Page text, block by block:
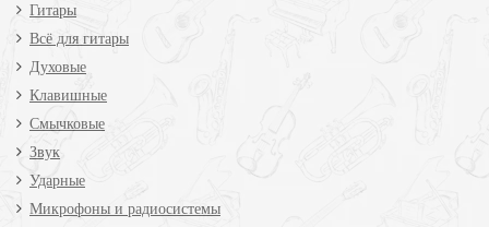
Гитары
Всё для гитары
Духовые
Клавишные
Смычковые
Звук
Ударные
Микрофоны и радиосистемы